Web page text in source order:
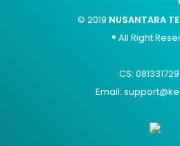
© 2019 NUSANTARA
® All Right
CS:
Email: